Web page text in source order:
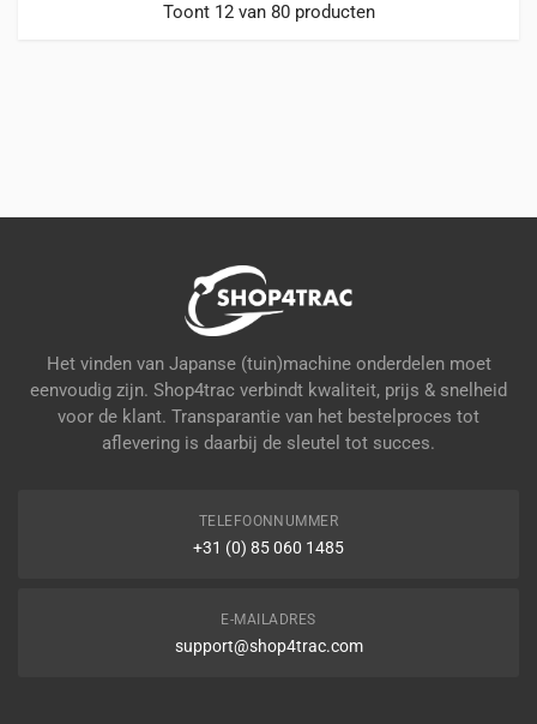
Toont 12 van 80 producten
Het vinden van Japanse (tuin)machine onderdelen moet
eenvoudig zijn. Shop4trac verbindt kwaliteit, prijs & snelheid
voor de klant. Transparantie van het bestelproces tot
aflevering is daarbij de sleutel tot succes.
TELEFOONNUMMER
+31 (0) 85 060 1485
E-MAILADRES
support@shop4trac.com